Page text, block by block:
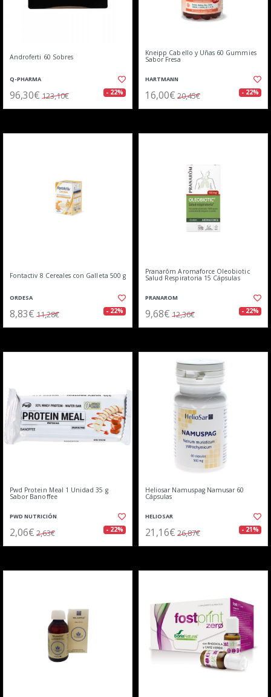
Androferti 60 Sobres
Q-PHARMA
96,30€ 123,10€ - 22%
Kneipp Cabello y Uñas 60 Gummies
Sabor Fresa
HARTMANN
16,00€ 20,45€ - 22%
Fontactiv 8 Cereales con Galleta 500 g
ORDESA
8,83€ 11,28€ - 22%
Pranarôm Aromaforce Oleobiotic
Salud Respiratoria 15 Cápsulas
PRANAROM
9,68€ 12,36€ - 22%
Pwd Protein Meal 1 Unidad 35 g
Sabor Banoffee
PWD NUTRICIÓN
2,06€ 2,63€ - 22%
Heliosar Namuspag Namusar 60
Cápsulas
HELIOSAR
21,16€ 26,87€ - 21%